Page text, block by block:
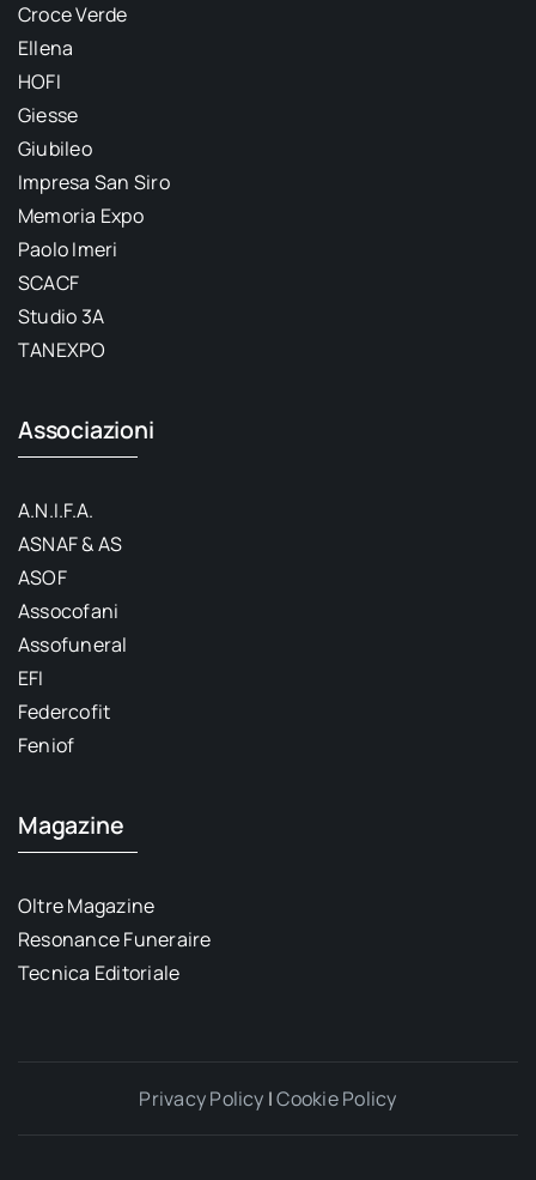
Croce Verde
Ellena
HOFI
Giesse
Giubileo
Impresa San Siro
Memoria Expo
Paolo Imeri
SCACF
Studio 3A
TANEXPO
Associazioni
A.N.I.F.A.
ASNAF & AS
ASOF
Assocofani
Assofuneral
EFI
Federcofit
Feniof
Magazine
Oltre Magazine
Resonance Funeraire
Tecnica Editoriale
Privacy Policy |Cookie Policy